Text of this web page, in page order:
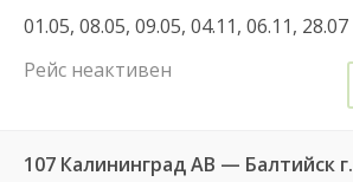
01.05, 08.05, 09.05, 04.11, 06.11, 28.07
Рейс неактивен
107 Калининград АВ — Балтийск г.